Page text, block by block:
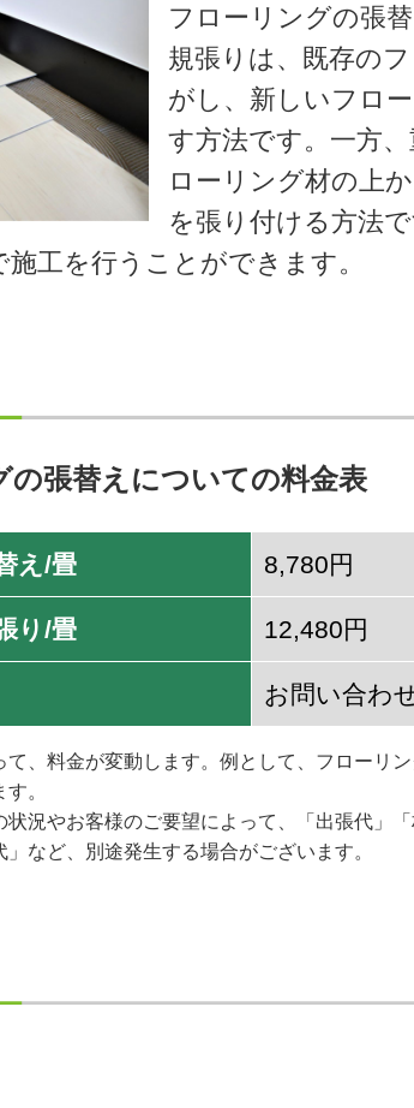
フローリングの張
規張りは、既存の
がし、新しいフロ
す方法です。一方
ローリング材の上
を張り付ける方法
工を行うことができます。
の張替えについての料金表
え/畳 8,780円
り/畳 12,480円
お問い合わ
、料金が変動します。例として、フローリ
。
況やお客様のご要望によって、「出張代」
など、別途発生する場合がございます。